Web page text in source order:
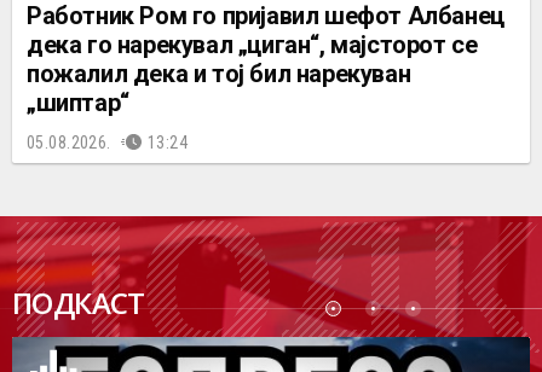
Работник Ром го пријавил шефот Албанец
дека го нарекувал „циган“, мајсторот се
пожалил дека и тој бил нарекуван
„шиптар“
05.08.2026. 13:24
ПОДКАСТ
ПОДК